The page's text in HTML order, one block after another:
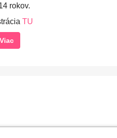
rokov.
TU
Viac